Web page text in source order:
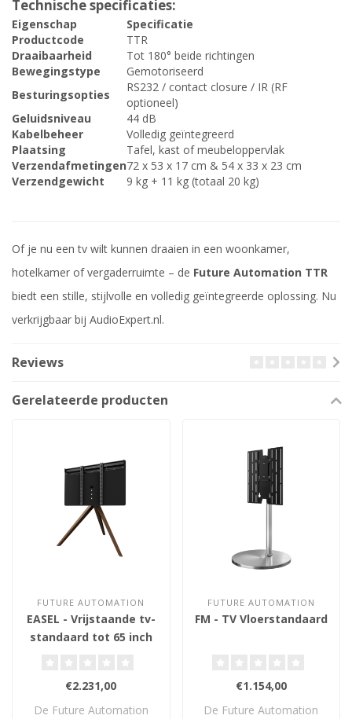
Technische specificaties:
Eigenschap
Specificatie
Productcode
TTR
Draaibaarheid
Tot 180° beide richtingen
Bewegingstype
Gemotoriseerd
Besturingsopties
RS232 / contact closure / IR (RF
optioneel)
Geluidsniveau
44 dB
Kabelbeheer
Volledig geïntegreerd
Plaatsing
Tafel, kast of meubeloppervlak
Verzendafmetingen72 x 53 x 17 cm & 54 x 33 x 23 cm
Verzendgewicht
9 kg + 11 kg (totaal 20 kg)
Of je nu een tv wilt kunnen draaien in een woonkamer,
hotelkamer of vergaderruimte – de Future Automation TTR
biedt een stille, stijlvolle en volledig geïntegreerde oplossing. Nu
verkrijgbaar bij AudioExpert.nl.
Reviews
Gerelateerde producten
FUTURE AUTOMATION
EASEL - Vrijstaande tv-
standaard tot 65 inch
€2.231,00
De Future Automation
FUTURE AUTOMATION
FM - TV Vloerstandaard
€1.154,00
De Future Automation